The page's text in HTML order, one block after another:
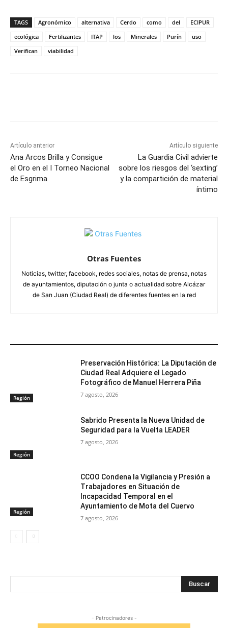
TAGS Agronómico alternativa Cerdo como del
ECIPUR
ecológica
Fertilizantes ITAP los Minerales Purín
uso
Verifican
viabilidad
Artículo anterior
Ana Arcos Brilla y Consigue
el Oro en el I Torneo Nacional
de Esgrima
Artículo siguiente
La Guardia Civil advierte
sobre los riesgos del ‘sexting’
y la compartición de material
íntimo
Otras Fuentes
Noticias, twitter, facebook, redes sociales, notas de prensa, notas
de ayuntamientos, diputación o junta o actualidad sobre Alcázar
de San Juan (Ciudad Real) de diferentes fuentes en la red
Región
Preservación Histórica: La Diputación de
Ciudad Real Adquiere el Legado
Fotográfico de Manuel Herrera Piña
7 agosto, 2026
Región
Sabrido Presenta la Nueva Unidad de
Seguridad para la Vuelta LEADER
7 agosto, 2026
Región
CCOO Condena la Vigilancia y Presión a
Trabajadores en Situación de
Incapacidad Temporal en el
Ayuntamiento de Mota del Cuervo
7 agosto, 2026
Buscar
- Patrocinadores -